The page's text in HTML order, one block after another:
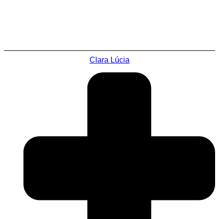
Clara Lúcia